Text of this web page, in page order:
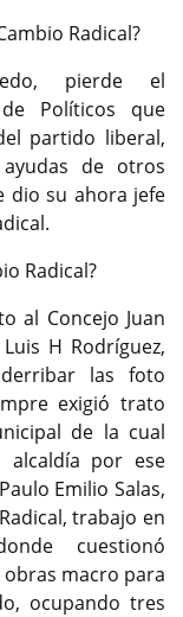
Radical?
pierde el
Políticos que
partido liberal,
de otros
dio su ahora jefe
Radical?
al Concejo Juan
H Rodríguez,
las foto
exigió trato
de la cual
por ese
Emilio Salas,
trabajo en
cuestionó
macro para
ocupando tres